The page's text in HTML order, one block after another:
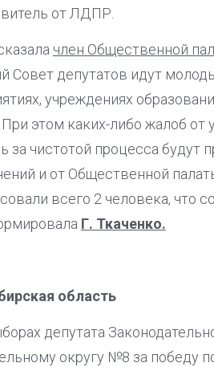
от ЛДПР.
член Общественной
Совет депутатов идут
учреждениях
этом каких-либо жалоб от
за чистотой процесса будут
и от Общественной
всего 2 человека, что
Г. Ткаченко.
область
депутата
округу №8 за победу